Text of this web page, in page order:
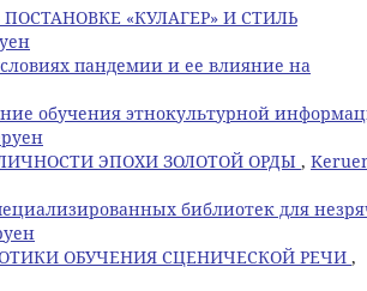
«КУЛАГЕР» И СТИЛЬ
пандемии и ее влияние на
обучения этнокультурной
ЭПОХИ ЗОЛОТОЙ ОРДЫ ,
библиотек для
ОБУЧЕНИЯ СЦЕНИЧЕСКОЙ РЕЧИ ,